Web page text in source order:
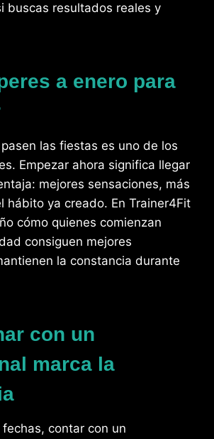
buscas resultados reales y
a enero para
las fiestas es uno de los
Empezar ahora significa llegar
mejores sensaciones, más
hábito ya creado. En Trainer4Fit
cómo quienes comienzan
consiguen mejores
la constancia durante
con un
marca la
contar con un